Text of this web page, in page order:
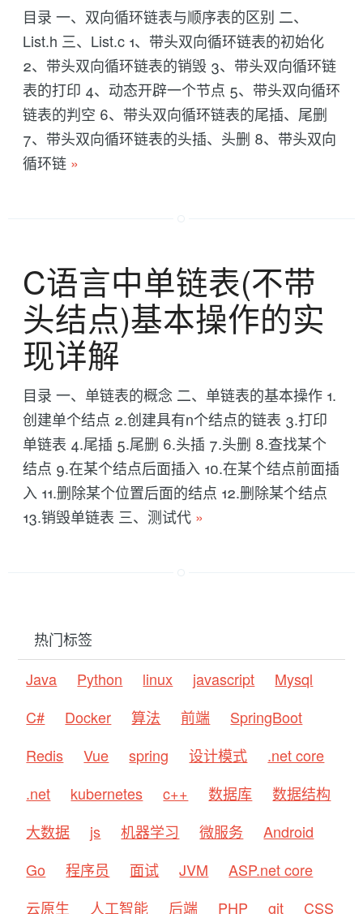
目录 一、双向循环链表与顺序表的区别 二、
List.h 三、List.c 1、带头双向循环链表的初始化
2、带头双向循环链表的销毁 3、带头双向循环链
表的打印 4、动态开辟一个节点 5、带头双向循环
链表的判空 6、带头双向循环链表的尾插、尾删
7、带头双向循环链表的头插、头删 8、带头双向
循环链 »
C语言中单链表(不带
头结点)基本操作的实
现详解
目录 一、单链表的概念 二、单链表的基本操作 1.
创建单个结点 2.创建具有n个结点的链表 3.打印
单链表 4.尾插 5.尾删 6.头插 7.头删 8.查找某个
结点 9.在某个结点后面插入 10.在某个结点前面插
入 11.删除某个位置后面的结点 12.删除某个结点
13.销毁单链表 三、测试代 »
热门标签
Java
Python linux javascript
Mysql
C#
Docker 算法 前端
SpringBoot
Redis
Vue spring 设计模式
.net core
.net
kubernetes c++ 数据库
数据结构
大数据
js 机器学习 微服务
Android
Go
程序员 面试 JVM
ASP.net core
云原生
人工智能 后端 PHP git CSS